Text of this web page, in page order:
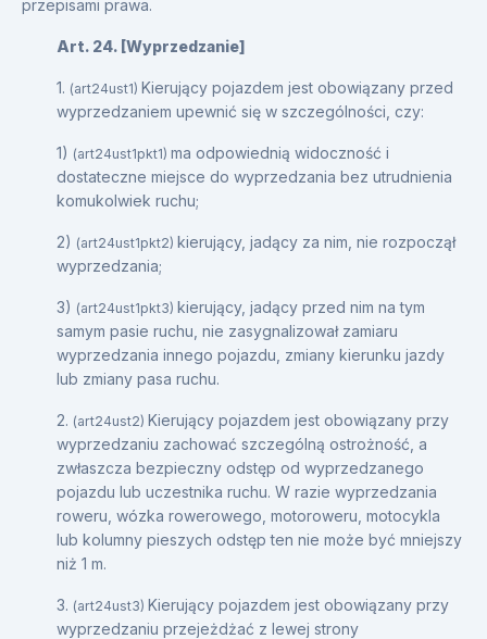
przepisami prawa.
Art. 24. [Wyprzedzanie]
1. (art24ust1) Kierujący pojazdem jest obowiązany przed
wyprzedzaniem upewnić się w szczególności, czy:
1) (art24ust1pkt1) ma odpowiednią widoczność i
dostateczne miejsce do wyprzedzania bez utrudnienia
komukolwiek ruchu;
2) (art24ust1pkt2) kierujący, jadący za nim, nie rozpoczął
wyprzedzania;
3) (art24ust1pkt3) kierujący, jadący przed nim na tym
samym pasie ruchu, nie zasygnalizował zamiaru
wyprzedzania innego pojazdu, zmiany kierunku jazdy
lub zmiany pasa ruchu.
2. (art24ust2) Kierujący pojazdem jest obowiązany przy
wyprzedzaniu zachować szczególną ostrożność, a
zwłaszcza bezpieczny odstęp od wyprzedzanego
pojazdu lub uczestnika ruchu. W razie wyprzedzania
roweru, wózka rowerowego, motoroweru, motocykla
lub kolumny pieszych odstęp ten nie może być mniejszy
niż 1 m.
3. (art24ust3) Kierujący pojazdem jest obowiązany przy
wyprzedzaniu przejeżdżać z lewej strony